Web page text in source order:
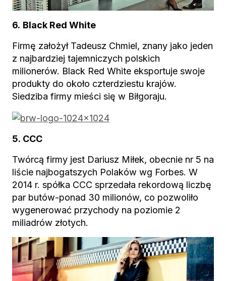
6. Black Red White
Firmę założył Tadeusz Chmiel, znany jako jeden
z najbardziej tajemniczych polskich
milionerów. Black Red White eksportuje swoje
produkty do około czterdziestu krajów.
Siedziba firmy mieści się w Biłgoraju.
5. CCC
Twórcą firmy jest Dariusz Miłek, obecnie nr 5 na
liście najbogatszych Polaków wg Forbes. W
2014 r. spółka CCC sprzedała rekordową liczbę
par butów-ponad 30 milionów, co pozwoliło
wygenerować przychody na poziomie 2
miliadrów złotych.